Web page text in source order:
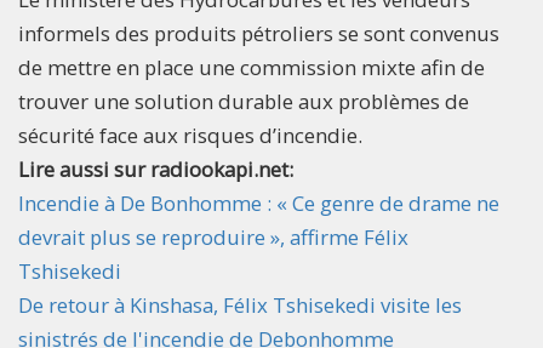
informels des produits pétroliers se sont convenus
de mettre en place une commission mixte afin de
trouver une solution durable aux problèmes de
sécurité face aux risques d’incendie.
Lire aussi sur radiookapi.net:
Incendie à De Bonhomme : « Ce genre de drame ne
devrait plus se reproduire », affirme Félix
Tshisekedi
De retour à Kinshasa, Félix Tshisekedi visite les
sinistrés de l'incendie de Debonhomme